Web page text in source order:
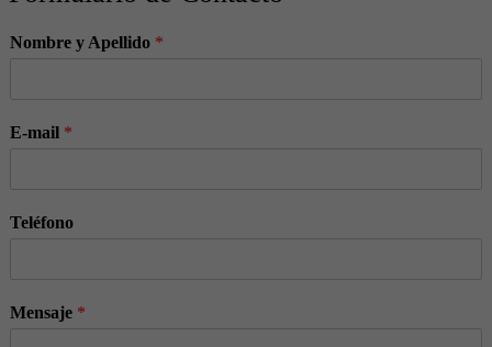
Nombre y Apellido *
E-mail *
Teléfono
Mensaje *